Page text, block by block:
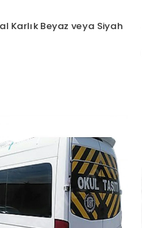
Karlık Beyaz veya Siyah